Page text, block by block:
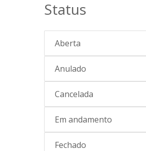
Status
Aberta
Anulado
Cancelada
Em andamento
Fechado